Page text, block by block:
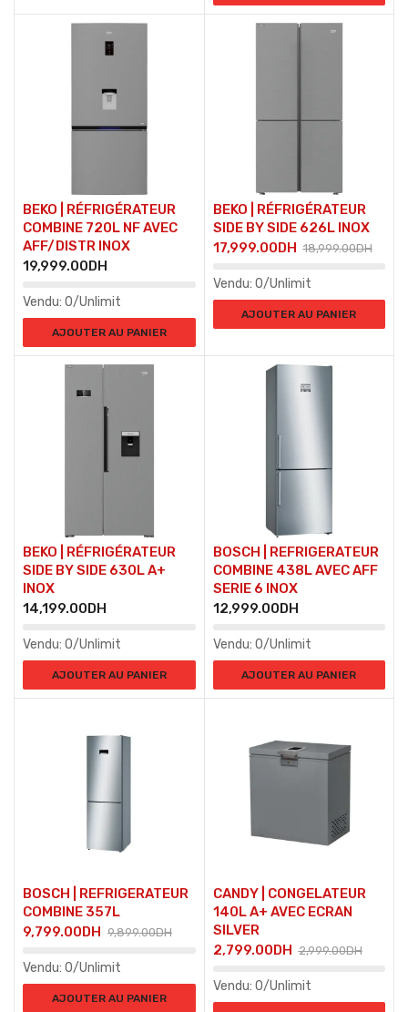
BEKO | RÉFRIGÉRATEUR
COMBINE 720L NF AVEC
AFF/DISTR INOX
19,999.00DH
Vendu: 0/Unlimit
AJOUTER AU PANIER
BEKO | RÉFRIGÉRATEUR
SIDE BY SIDE 626L INOX
18,999.00DH
17,999.00DH
Vendu: 0/Unlimit
AJOUTER AU PANIER
BEKO | RÉFRIGÉRATEUR
SIDE BY SIDE 630L A+
INOX
14,199.00DH
Vendu: 0/Unlimit
AJOUTER AU PANIER
BOSCH | REFRIGERATEUR
COMBINE 438L AVEC AFF
SERIE 6 INOX
12,999.00DH
Vendu: 0/Unlimit
AJOUTER AU PANIER
BOSCH | REFRIGERATEUR
COMBINE 357L
9,899.00DH
9,799.00DH
Vendu: 0/Unlimit
AJOUTER AU PANIER
CANDY | CONGELATEUR
140L A+ AVEC ECRAN
SILVER
2,999.00DH
2,799.00DH
Vendu: 0/Unlimit